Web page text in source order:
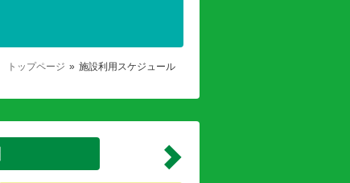
トップページ 施設利用スケジュール